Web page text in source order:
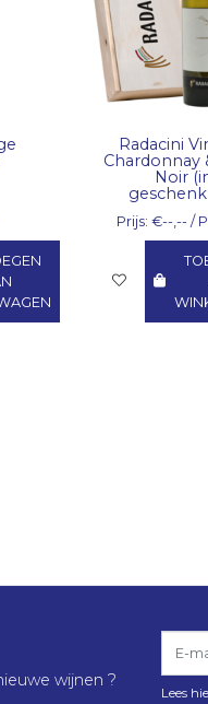
Radacini
Chardonnay
Noir
Prijs: €--,-- /
wijnen ?
E-mail
Lees